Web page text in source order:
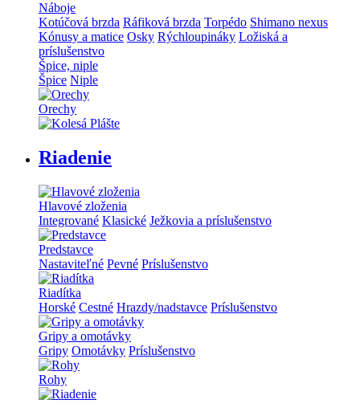
Náboje
Kotúčová brzda Ráfiková brzda Torpédo Shimano nexus
Kónusy a matice Osky Rýchloupináky Ložiská a
príslušenstvo
Špice, niple
Špice Niple
Orechy
Riadenie
Hlavové zloženia
Integrované Klasické Ježkovia a príslušenstvo
Predstavce
Nastaviteľné Pevné Príslušenstvo
Riadítka
Horské Cestné Hrazdy/nadstavce Príslušenstvo
Gripy a omotávky
Gripy Omotávky Príslušenstvo
Rohy